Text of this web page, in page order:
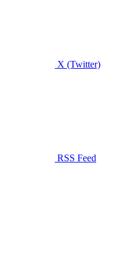
X (Twitter)
RSS Feed